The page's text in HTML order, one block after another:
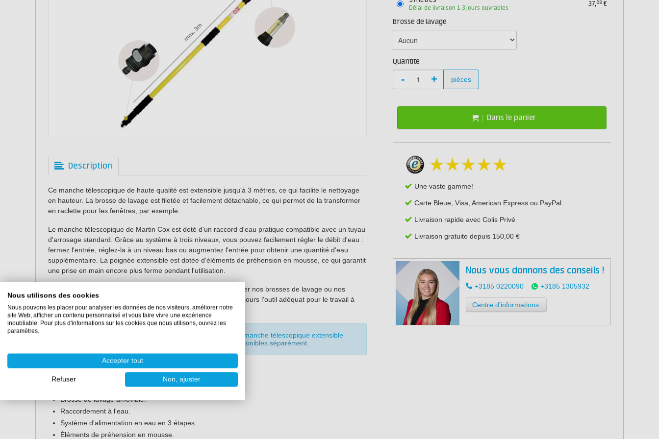
Description
Ce manche télescopique de haute qualité est extensible jusqu'à 3 mètres, ce qui facilite le nettoyage
en hauteur. La brosse de lavage est filetée et facilement détachable, ce qui permet de la transformer
en raclette pour les fenêtres, par exemple.
Le manche télescopique de Martin Cox est doté d'un raccord d'eau pratique compatible avec un tuyau
d'arrosage standard. Grâce au système à trois niveaux, vous pouvez facilement régler le débit d'eau :
fermez l'entrée, réglez-la à un niveau bas ou augmentez l'entrée pour obtenir une quantité d'eau
supplémentaire. La poignée extensible est dotée d'éléments de préhension en mousse, ce qui garantit
une prise en main encore plus ferme pendant l'utilisation.
Grâce à l'attache filetée pratique, vous pouvez facilement monter nos brosses de lavage ou nos
raclettes pour vitres sur le manche télescopique afin d'avoir toujours l'outil adéquat pour le travail à
effectuer.
manche télescopique extensible
sont également disponibles séparément.
Caractéristiques
Extensible jusqu'à 3 mètres.
Brosse de lavage amovible.
Raccordement à l'eau.
Système d'alimentation en eau en 3 étapes.
Éléments de préhension en mousse.
Délai de livraison 1-3 jours ouvrables
37,68 €
Brosse de lavage
Quantité
- + pièces
Dans le panier
Une vaste gamme!
Carte Bleue, Visa, American Express ou PayPal
Livraison rapide avec Colis Privé
Livraison gratuite depuis 150,00 €
Nous vous donnons des conseils !
+3185 0220090 +3185 1305932
Centre d'informations
Nous utilisons des cookies
Nous pouvons les placer pour analyser les données de nos visiteurs, améliorer notre
site Web, afficher un contenu personnalisé et vous faire vivre une expérience
inoubliable. Pour plus d'informations sur les cookies que nous utilisons, ouvrez les
paramètres.
Accepter tout
Refuser Non, ajuster